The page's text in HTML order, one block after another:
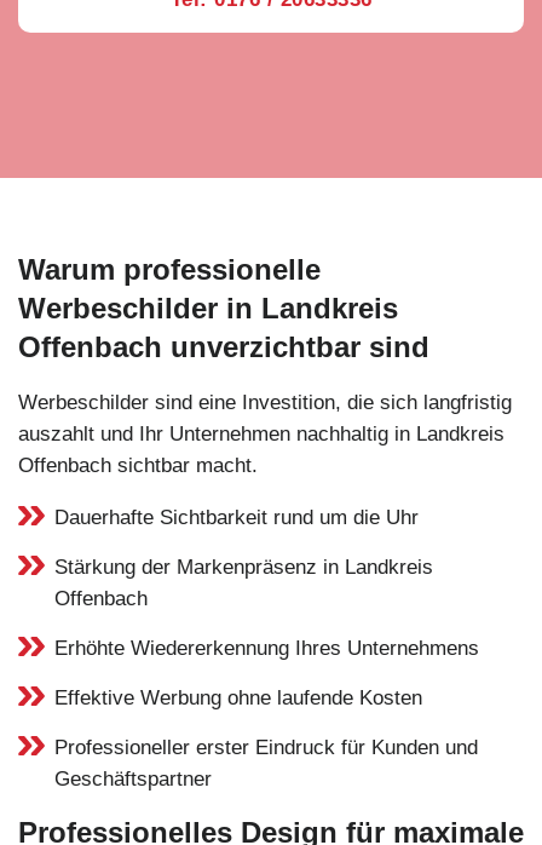
Warum professionelle
Werbeschilder in Landkreis
Offenbach unverzichtbar sind
Werbeschilder sind eine Investition, die sich langfristig
auszahlt und Ihr Unternehmen nachhaltig in Landkreis
Offenbach sichtbar macht.
Dauerhafte Sichtbarkeit rund um die Uhr
Stärkung der Markenpräsenz in Landkreis
Offenbach
Erhöhte Wiedererkennung Ihres Unternehmens
Effektive Werbung ohne laufende Kosten
Professioneller erster Eindruck für Kunden und
Geschäftspartner
Professionelles Design für maximale